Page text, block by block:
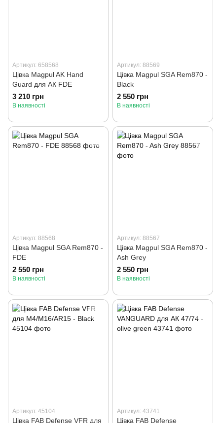
Артикул: 658568
Цівка Magpul AK Hand
Guard для АК FDE
3 210 грн
В наявності
Артикул: 88569
Цівка Magpul SGA Rem870 -
Black
2 550 грн
В наявності
Артикул: 88568
Цівка Magpul SGA Rem870 -
FDE
2 550 грн
В наявності
Артикул: 88567
Цівка Magpul SGA Rem870 -
Ash Grey
2 550 грн
В наявності
Артикул: 45104
Цівка FAB Defense VFR для
Артикул: 43741
Цівка FAB Defense